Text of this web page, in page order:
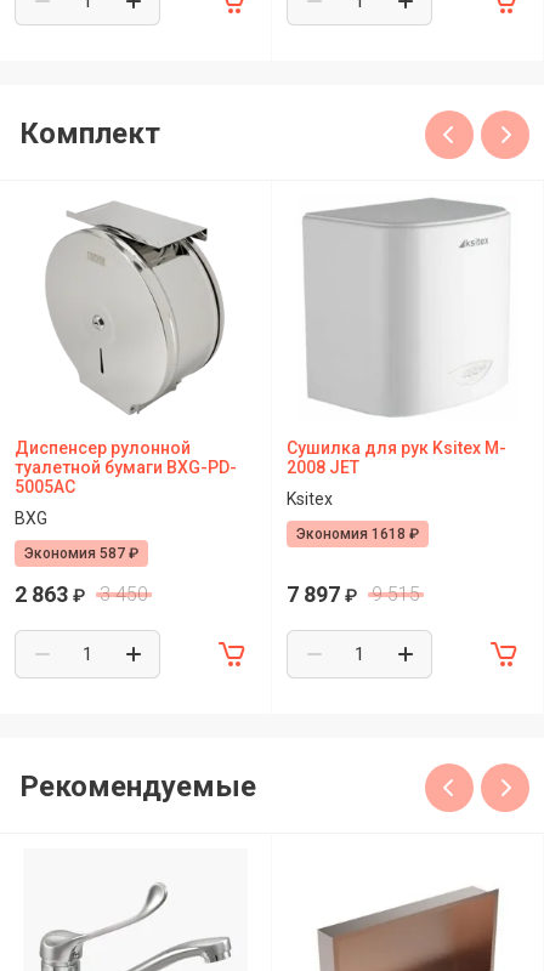
Комплект
Диспенсер рулонной
туалетной бумаги BXG-PD-
5005АC
BXG
Экономия 587 ₽
2 863 ₽ 3 450
Сушилка для рук Ksitex M-
2008 JET
Ksitex
Экономия 1618 ₽
7 897 ₽ 9 515
Рекомендуемые